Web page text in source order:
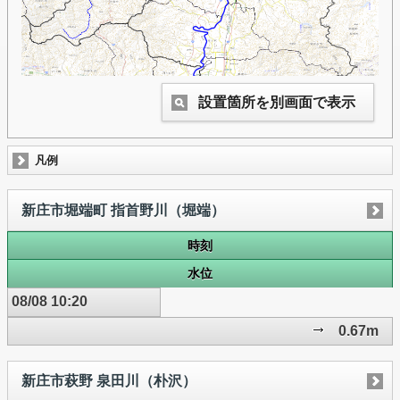
設置箇所を別画面で表示
凡例
新庄市堀端町 指首野川（堀端）
時刻
水位
08/08 10:20
0.67m
新庄市萩野 泉田川（朴沢）